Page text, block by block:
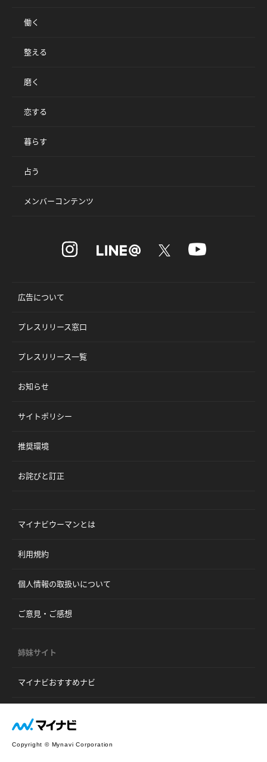
働く
整える
磨く
恋する
暮らす
占う
メンバーコンテンツ
広告について
プレスリリース窓口
プレスリリース一覧
お知らせ
サイトポリシー
推奨環境
お詫びと訂正
マイナビウーマンとは
利用規約
個人情報の取扱いについて
ご意見・ご感想
姉妹サイト
マイナビおすすめナビ
Copyright © Mynavi Corporation